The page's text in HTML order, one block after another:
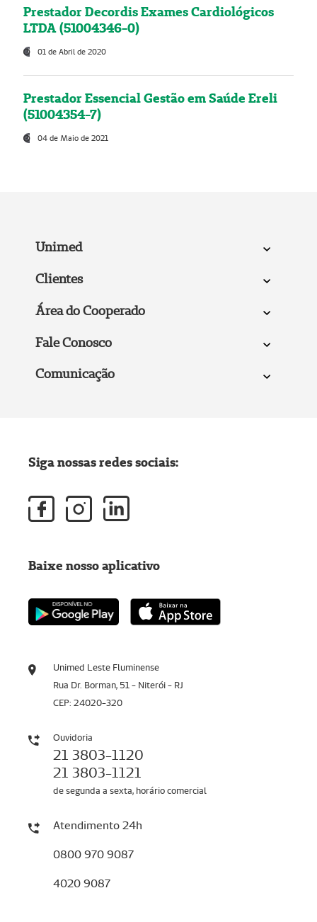
Prestador Decordis Exames Cardiológicos
LTDA (51004346-0)
01 de Abril de 2020
Prestador Essencial Gestão em Saúde Ereli
(51004354-7)
04 de Maio de 2021
Unimed
Clientes
Área do Cooperado
Fale Conosco
Comunicação
Unimed Leste Fluminense
Rua Dr. Borman, 51 - Niterói - RJ
CEP: 24020-320
Ouvidoria
21 3803-1120
21 3803-1121
de segunda a sexta, horário comercial
Atendimento 24h
0800 970 9087
4020 9087
Siga nossas redes sociais:
Baixe nosso aplicativo